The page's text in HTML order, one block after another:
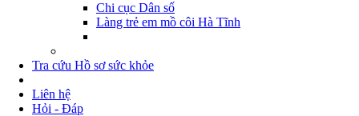
Chi cục Dân số
Làng trẻ em mồ côi Hà Tĩnh
Tra cứu Hồ sơ sức khỏe
Liên hệ
Hỏi - Đáp